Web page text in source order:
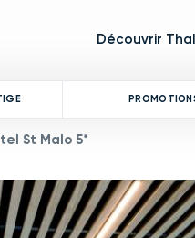
Découvrir
St Malo 5*
carousel that follows.
and Next buttons to